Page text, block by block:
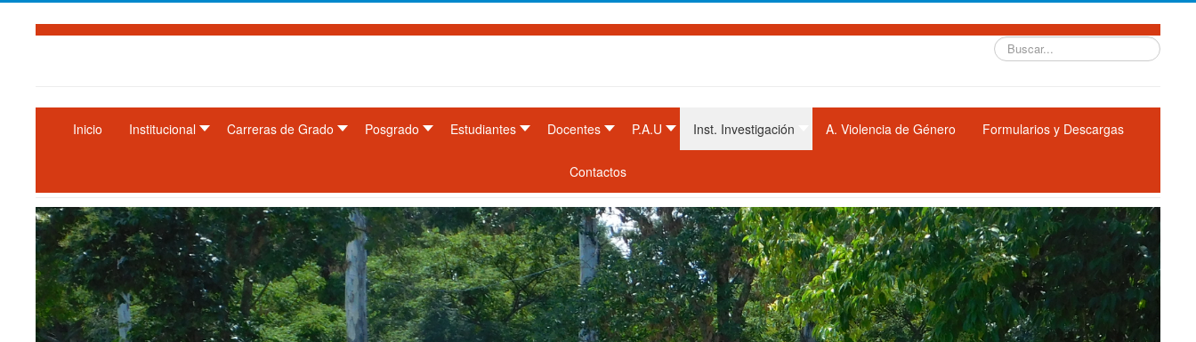
Buscar...
Inicio Institucional Carreras de Grado Posgrado Estudiantes Docentes P.A.U Inst. Investigación A. Violencia de Género Formularios y Descargas
Contactos